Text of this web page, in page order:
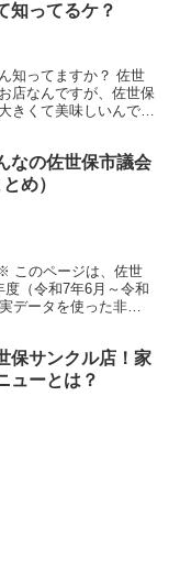
知ってるケ？
知ってますか？ 佐世
店なんですが、佐世保
きくて美味しいんで
なの佐世保市議会
め）
このページは、佐世
（令和7年6月～令和
データを使った非公
保サンクル店！家
ューとは？